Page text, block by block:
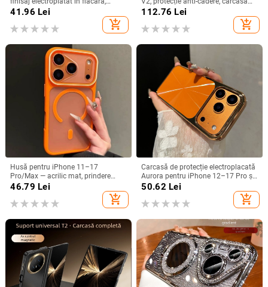
design decupat, compatibilă cu
41.96 Lei
add_shopping_cart
dură pentru ecran pliabil, finisaj PU
112.76 Lei
add_shopping_cart
Husă pentru iPhone 11–17
Pro/Max — acrilic mat, prindere
magnetică, protecție anti-cadere,
46.79 Lei
add_shopping_cart
Carcasă de protecție electroplacată
Aurora pentru iPhone 12–17 Pro și
Pro Max, acoperire completă, anti-
50.62 Lei
add_shopping_cart